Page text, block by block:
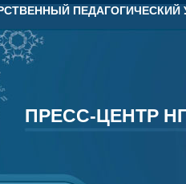
ПЕДАГОГИЧЕСКИЙ
ПРЕСС-ЦЕНТР
ПРЕСС-ЦЕНТР